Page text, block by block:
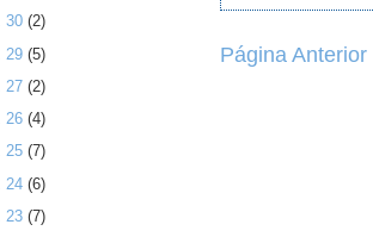
Página Anterior
30 (2)
29 (5)
27 (2)
26 (4)
25 (7)
24 (6)
23 (7)